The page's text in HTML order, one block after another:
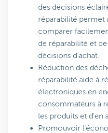
des décisions
réparabilité permet
comparer
de réparabilité et
décisions d'achat.
Réduction des
réparabilité aide à
électroniques en
consommateurs à
les produits et d'en
Promouvoir